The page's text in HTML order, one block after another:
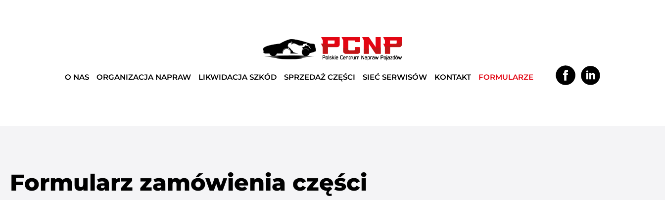
O NAS ORGANIZACJA NAPRAW LIKWIDACJA SZKÓD SPRZEDAŻ CZĘŚCI SIEĆ SERWISÓW KONTAKT FORMULARZE
Formularz zamówienia części